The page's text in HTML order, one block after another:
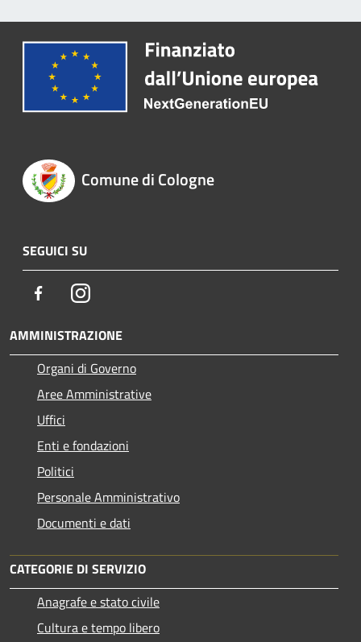
Comune di Cologne
SEGUICI SU
FacebookInstagram
AMMINISTRAZIONE
Organi di Governo
Aree Amministrative
Uffici
Enti e fondazioni
Politici
Personale Amministrativo
Documenti e dati
CATEGORIE DI SERVIZIO
Anagrafe e stato civile
Cultura e tempo libero